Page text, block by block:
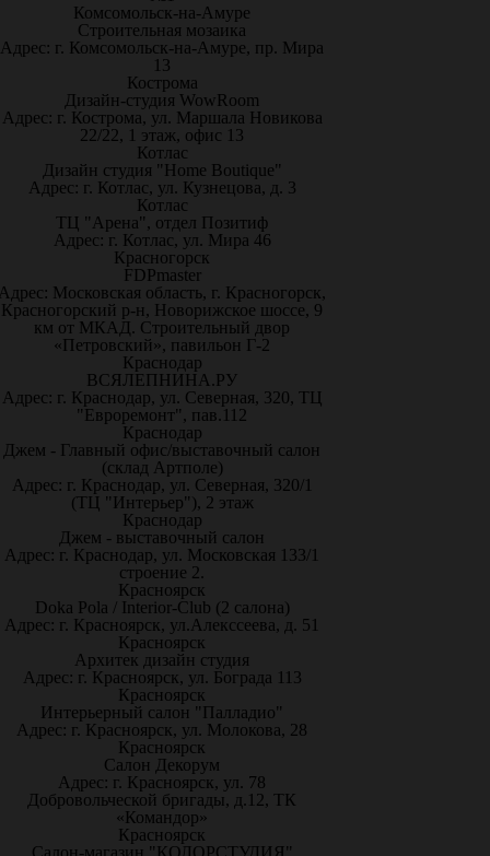
Комсомольск-на-Амуре
Строительная мозаика
Адрес: г. Комсомольск-на-Амуре, пр. Мира
13
Кострома
Дизайн-студия WowRoom
Адрес: г. Кострома, ул. Маршала Новикова
22/22, 1 этаж, офис 13
Котлас
Дизайн студия "Home Boutique"
Адрес: г. Котлас, ул. Кузнецова, д. 3
Котлас
ТЦ "Арена", отдел Позитиф
Адрес: г. Котлас, ул. Мира 46
Красногорск
FDPmaster
Московская область, г. Красногорск,
Красногорский р-н, Новорижское шоссе, 9
км от МКАД. Строительный двор
«Петровский», павильон Г-2
Краснодар
ВСЯЛЕПНИНА.РУ
Адрес: г. Краснодар, ул. Северная, 320, ТЦ
"Евроремонт", пав.112
Краснодар
Джем - Главный офис/выставочный салон
(склад Артполе)
Адрес: г. Краснодар, ул. Северная, 320/1
(ТЦ "Интерьер"), 2 этаж
Краснодар
Джем - выставочный салон
Адрес: г. Краснодар, ул. Московская 133/1
строение 2.
Красноярск
Doka Pola / Interior-Club (2 салона)
Адрес: г. Красноярск, ул.Алекссеева, д. 51
Красноярск
Архитек дизайн студия
Адрес: г. Красноярск, ул. Бограда 113
Красноярск
Интерьерный салон "Палладио"
Адрес: г. Красноярск, ул. Молокова, 28
Красноярск
Салон Декорум
Адрес: г. Красноярск, ул. 78
Добровольческой бригады, д.12, ТК
«Командор»
Красноярск
Салон-магазин "КОЛОРСТУДИЯ"